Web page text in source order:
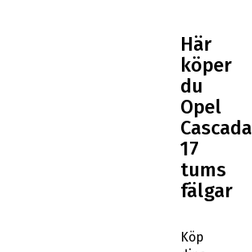
Här
köper
du
Opel
Cascada
17
tums
fälgar
Köp